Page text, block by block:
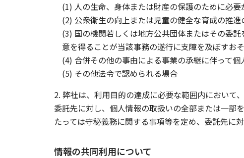
(1) 人の生命、身体または財産の保護のために必
(2) 公衆衛生の向上または児童の健全な育成の推
(3) 国の機関若しくは地方公共団体またはその委
意を得ることが当該事務の遂行に支障を及ぼすお
(4) 合併その他の事由による事業の承継に伴って
(5) その他法令で認められる場合
2. 弊社は、利用目的の達成に必要な範囲内におい
委託先に対し、個人情報の取扱いの全部または一部
たっては守秘義務に関する事項等を定め、委託先に
情報の共同利用について